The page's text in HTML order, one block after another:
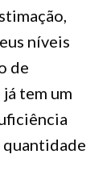
níveis
de
tem um
quantidade